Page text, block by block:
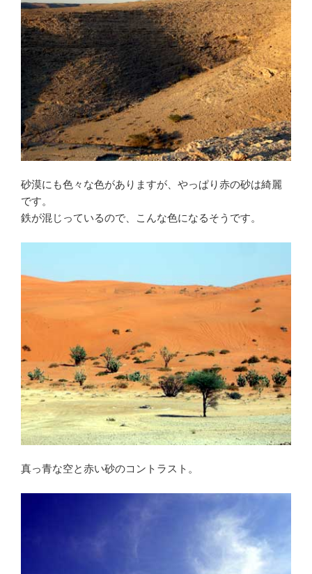
砂漠にも色々な色がありますが、やっぱり赤の砂は綺麗
です。
鉄が混じっているので、こんな色になるそうです。
真っ青な空と赤い砂のコントラスト。